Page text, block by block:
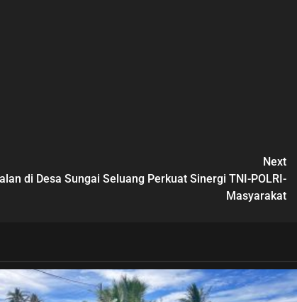
Next
di Desa Sungai Seluang Perkuat Sinergi TNI-POLRI-
Masyarakat